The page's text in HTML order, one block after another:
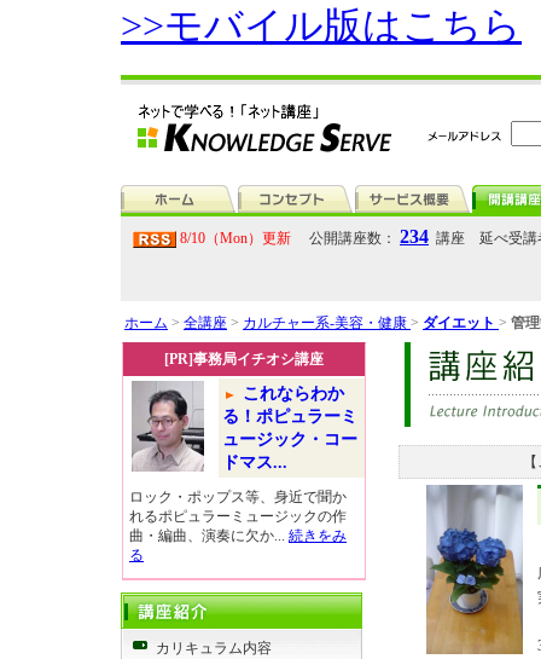
>>モバイル版はこちら
8/10（Mon）更新 公開講座数： 234 講座 延べ受講
ホーム > 全講座 > カルチャー系-美容・健康 > ダイエット > 管
[PR]事務局イチオシ講座
これならわか
る！ポピュラーミ
ュージック・コー
ドマス...
ロック・ポップス等、身近で聞か
れるポピュラーミュージックの作
曲・編曲、演奏に欠か... 続きをみ
る
カリキュラム内容